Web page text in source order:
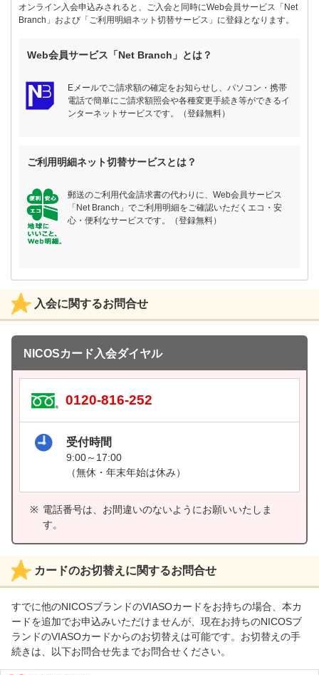
オンライン入会申込みされると、ご入会と同時にWeb会員サービス「Net
Branch」および「ご利用明細ネット切替サービス」に登録となります。
Web会員サービス「Net Branch」とは？
Eメールでご請求額の確定をお知らせし、パソコン・携帯
電話で簡単にご請求額照会や各種変更手続き等ができるイ
ンターネットサービスです。（登録無料）
ご利用明細ネット切替サービスとは？
郵送のご利用代金請求書の代わりに、Web会員サービス
「Net Branch」でご利用明細をご確認いただくエコ・安
心・便利なサービスです。（登録無料）
入会に関するお問合せ
NICOSカード入会ダイヤル
0120-816-252
受付時間
9:00～17:00
（無休・年末年始は休み）
電話番号は、お間違いのないようにお願いいたしま
す。
カードのお切替えに関するお問合せ
すでに他のNICOSブランドのVIASOカードをお持ちの場合、本カ
ードを追加でお申込みいただけませんが、現在お持ちのNICOSブ
ランドのVIASOカードからのお切替えは可能です。お切替えの手
続きは、以下お問合せ先までお問合せください。